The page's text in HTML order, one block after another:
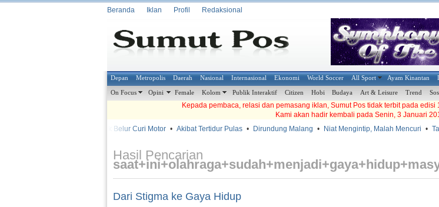
Beranda Iklan Profil Redaksional
Depan Metropolis Daerah Nasional Internasional Ekonomi World Soccer All Sport Ayam Kinantan
On Focus Opini Female Kolom Publik Interaktif Citizen Hobi Budaya Art & Leisure Trend
Kepada pembaca, relasi dan pemasang iklan, Sumut Pos tidak terbit pada
Kami akan hadir kembali pada Senin, 3 Januari
Babak Belur Curi Motor • Akibat Tertidur Pulas • Dirundung Malang • Niat Mengintip, Malah Mencuri • Tak
Hasil Pencarian
Dari Stigma ke Gaya Hidup